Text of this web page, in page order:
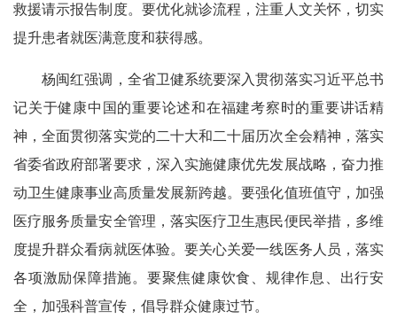
救援请示报告制度。要优化就诊流程，注重人文关怀，切实
提升患者就医满意度和获得感。
杨闽红强调，全省卫健系统要深入贯彻落实习近平总书
记关于健康中国的重要论述和在福建考察时的重要讲话精
神，全面贯彻落实党的二十大和二十届历次全会精神，落实
省委省政府部署要求，深入实施健康优先发展战略，奋力推
动卫生健康事业高质量发展新跨越。要强化值班值守，加强
医疗服务质量安全管理，落实医疗卫生惠民便民举措，多维
度提升群众看病就医体验。要关心关爱一线医务人员，落实
各项激励保障措施。要聚焦健康饮食、规律作息、出行安
全，加强科普宣传，倡导群众健康过节。